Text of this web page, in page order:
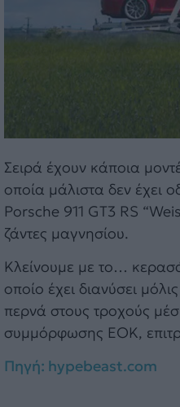
Σειρά έχουν κάποια
οποία μάλιστα δεν έχει
Porsche 911 GT3 RS
ζάντες μαγνησίου.
Κλείνουμε με το…
οποίο έχει διανύσει
περνά στους τροχούς
συμμόρφωσης ΕΟΚ,
Πηγή: hypebeast.com